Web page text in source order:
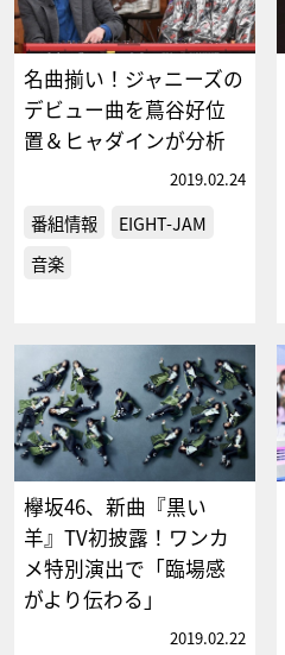
名曲揃い！ジャニーズの
デビュー曲を蔦谷好位
置＆ヒャダインが分析
2019.02.24
番組情報
EIGHT-JAM
音楽
欅坂46、新曲『黒い
羊』TV初披露！ワンカ
メ特別演出で「臨場感
がより伝わる」
2019.02.22